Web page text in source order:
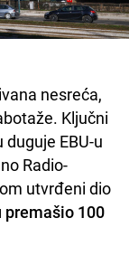
nesreća,
Ključni
EBU-u
Radio-
utvrđeni dio
premašio 100